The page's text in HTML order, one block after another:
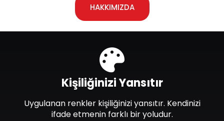
HAKKIMIZDA
Kişiliğinizi Yansıtır
Uygulanan renkler kişiliğinizi yansıtır. Kendinizi
ifade etmenin farklı bir yoludur.